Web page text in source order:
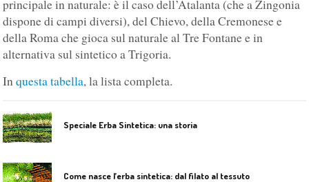
principale in naturale: è il caso dell’Atalanta (che a Zingonia
dispone di campi diversi), del Chievo, della Cremonese e
della Roma che gioca sul naturale al Tre Fontane e in
alternativa sul sintetico a Trigoria.
Inquesta tabella, la lista completa.
Speciale Erba Sintetica: una storia
Come nasce l’erba sintetica: dal filato al tessuto